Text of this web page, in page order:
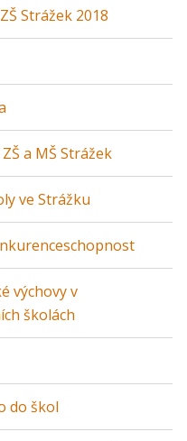
Strážek 2018
a MŠ Strážek
ve Strážku
výchovy v
školách
do škol